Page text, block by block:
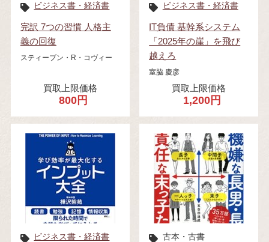
ビジネス書・経済書
完訳 7つの習慣 人格主
義の回復
スティーブン・R・コヴィー
買取上限価格
800円
ビジネス書・経済書
IT負債 基幹系システム
「2025年の崖」を飛び
越えろ
室脇 慶彦
買取上限価格
1,200円
ビジネス書・経済書 古本・古書